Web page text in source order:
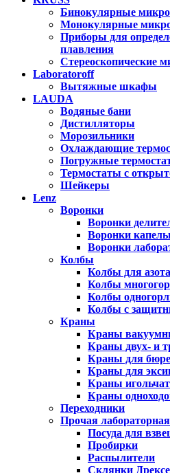
Бинокулярные
Монокулярные
Приборы для
плавления
Стереоскопические
Laboratoroff
Вытяжные шкафы
LAUDA
Водяные бани
Дистилляторы
Морозильники
Охлаждающие
Погружные
Термостаты с
Шейкеры
Lenz
Воронки
Воронки
Воронки
Воронки
Колбы
Колбы для азота
Колбы
Колбы
Колбы с
Краны
Краны
Краны двух- и
Краны для
Краны для
Краны
Краны
Переходники
Прочая лабораторная
Посуда для
Пробирки
Распылители
Склянки